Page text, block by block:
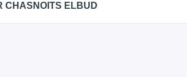
CHASNOITS ELBUD